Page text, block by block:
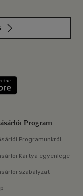
meg: Google
Program
Programunkról
Kártya egyenlege
szabályzat